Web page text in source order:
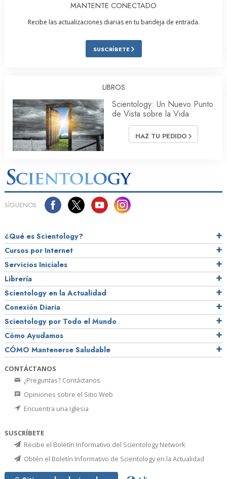
MANTENTE CONECTADO
Recibe las actualizaciones diarias en tu bandeja de entrada.
SUSCRÍBETE
LIBROS
Scientology: Un Nuevo Punto
de Vista sobre la Vida
HAZ TU PEDIDO
SÍGUENOS
¿Qué es Scientology?
Cursos por Internet
Servicios Iniciales
Librería
Scientology en la Actualidad
Conexión Diaria
Scientology por Todo el Mundo
Cómo Ayudamos
CÓMO Mantenerse Saludable
CONTÁCTANOS
¿Preguntas? Contáctanos
Opiniones sobre el Sitio Web
Encuentra una Iglesia
SUSCRÍBETE
Recibe el Boletín Informativo del Scientology Network
Obtén el Boletín Informativo de Scientology en la Actualidad